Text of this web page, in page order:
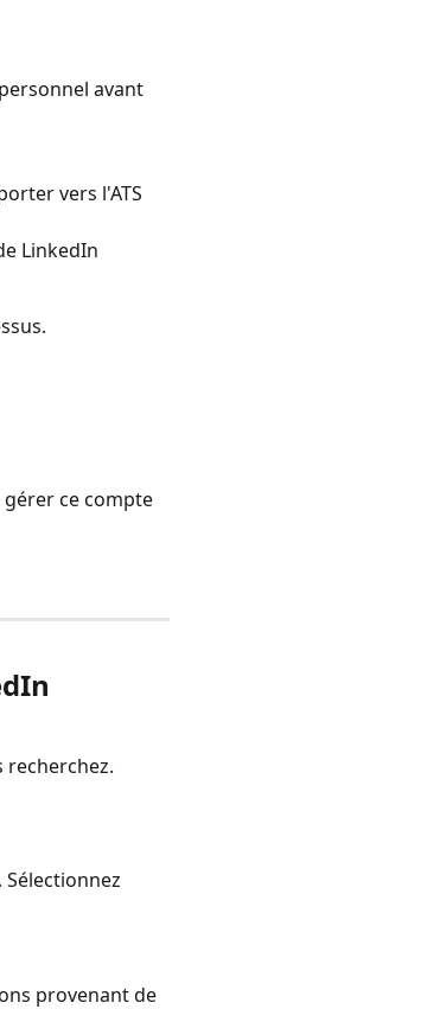
avant
vers l'ATS
LinkedIn
ce compte
recherchez.
provenant de